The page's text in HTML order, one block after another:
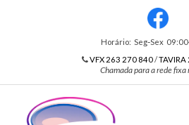
Horário: Seg‑Sex
VFX 263 270 840/
Chamada para a rede fixa